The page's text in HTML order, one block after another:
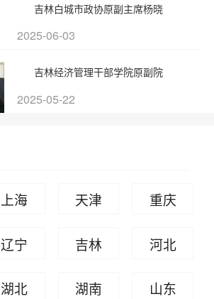
吉林白城市政协原副主席杨晓
2025-06-03
吉林经济管理干部学院原副院
2025-05-22
上海 天津 重庆
辽宁 吉林 河北
湖北 湖南 山东